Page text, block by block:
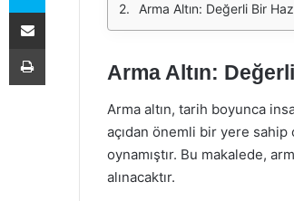
Arma Altın: Değerli Bir
Arma Altın:
Arma altın, tarih boyunca
açıdan önemli bir yere
oynamıştır. Bu makalede,
alınacaktır.
E-Posta ile paylaş